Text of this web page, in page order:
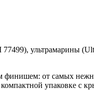
ультрамарины
финишем: от самых
упаковке с